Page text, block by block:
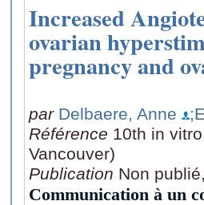
Increased
ovarian
pregnancy and
par Delbaere, Anne
Référence 10th in
Vancouver)
Publication Non
Communication à un